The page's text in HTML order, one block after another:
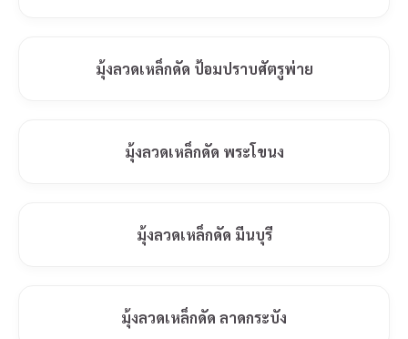
มุ้งลวดเหล็กดัด ป้อมปราบศัตรูพ่าย
มุ้งลวดเหล็กดัด พระโขนง
มุ้งลวดเหล็กดัด มีนบุรี
มุ้งลวดเหล็กดัด ลาดกระบัง